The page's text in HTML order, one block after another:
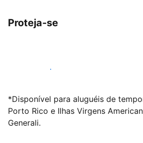
Proteja-se
Anunciar conosco
*Disponível para aluguéis de
Porto Rico e Ilhas Virgens
Generali.